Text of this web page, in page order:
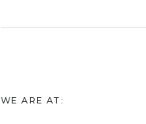
WE ARE AT: